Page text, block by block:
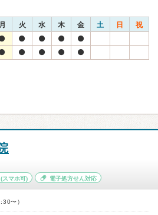
月 火 水 木 金 土 日 祝
マホ可) 電子処方せん対応
〜）